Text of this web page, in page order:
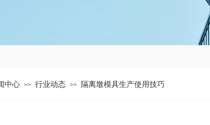
中心 >> 行业动态 >> 隔离墩模具生产使用技巧